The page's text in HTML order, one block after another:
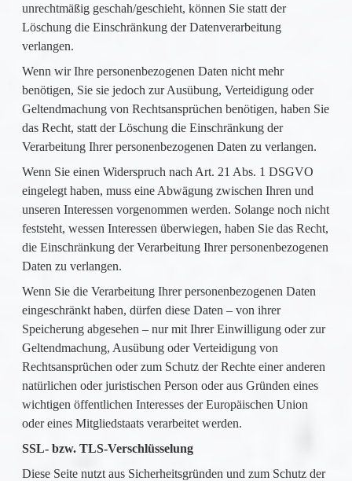
unrechtmäßig geschah/geschieht, können Sie statt der
Löschung die Einschränkung der Datenverarbeitung
verlangen.
Wenn wir Ihre personenbezogenen Daten nicht mehr
benötigen, Sie sie jedoch zur Ausübung, Verteidigung oder
Geltendmachung von Rechtsansprüchen benötigen, haben Sie
das Recht, statt der Löschung die Einschränkung der
Verarbeitung Ihrer personenbezogenen Daten zu verlangen.
Wenn Sie einen Widerspruch nach Art. 21 Abs. 1 DSGVO
eingelegt haben, muss eine Abwägung zwischen Ihren und
unseren Interessen vorgenommen werden. Solange noch nicht
feststeht, wessen Interessen überwiegen, haben Sie das Recht,
die Einschränkung der Verarbeitung Ihrer personenbezogenen
Daten zu verlangen.
Wenn Sie die Verarbeitung Ihrer personenbezogenen Daten
eingeschränkt haben, dürfen diese Daten – von ihrer
Speicherung abgesehen – nur mit Ihrer Einwilligung oder zur
Geltendmachung, Ausübung oder Verteidigung von
Rechtsansprüchen oder zum Schutz der Rechte einer anderen
natürlichen oder juristischen Person oder aus Gründen eines
wichtigen öffentlichen Interesses der Europäischen Union
oder eines Mitgliedstaats verarbeitet werden.
SSL- bzw. TLS-Verschlüsselung
Diese Seite nutzt aus Sicherheitsgründen und zum Schutz der